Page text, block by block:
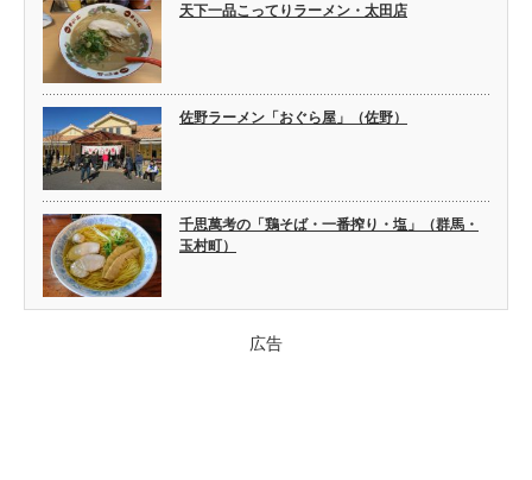
天下一品こってりラーメン・太田店
佐野ラーメン「おぐら屋」（佐野）
千思萬考の「鶏そば・一番搾り・塩」（群馬・
玉村町）
広告